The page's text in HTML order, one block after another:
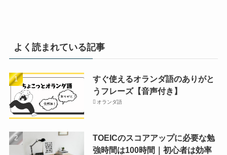
よく読まれている記事
すぐ使えるオランダ語のありがと
うフレーズ【音声付き】
オランダ語
TOEICのスコアアップに必要な勉
強時間は100時間｜初心者は効率